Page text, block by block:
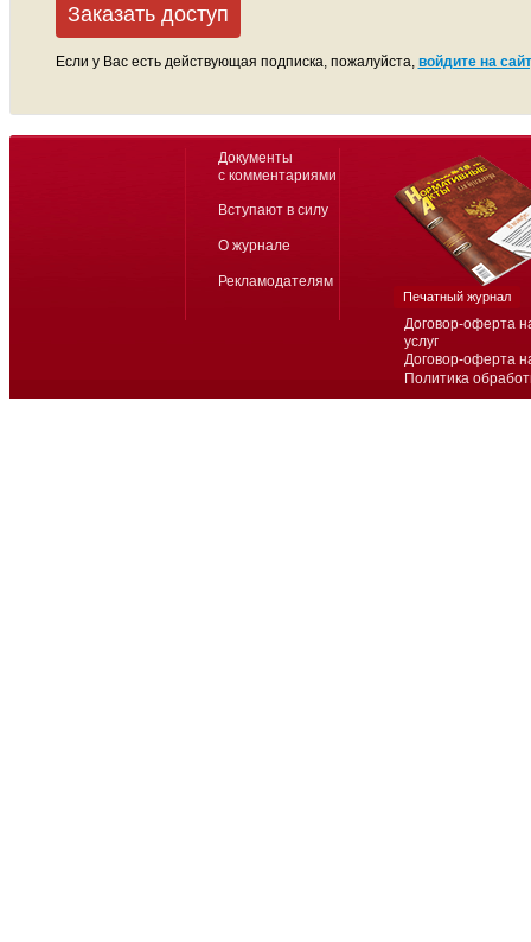
Заказать доступ
Если у Вас есть действующая подписка, пожалуйста, войдите на
Договор-оферта
услуг
Договор-оферта
Политика
Документы
с комментариями
Вступают в силу
О журнале
Рекламодателям
Печатный журнал